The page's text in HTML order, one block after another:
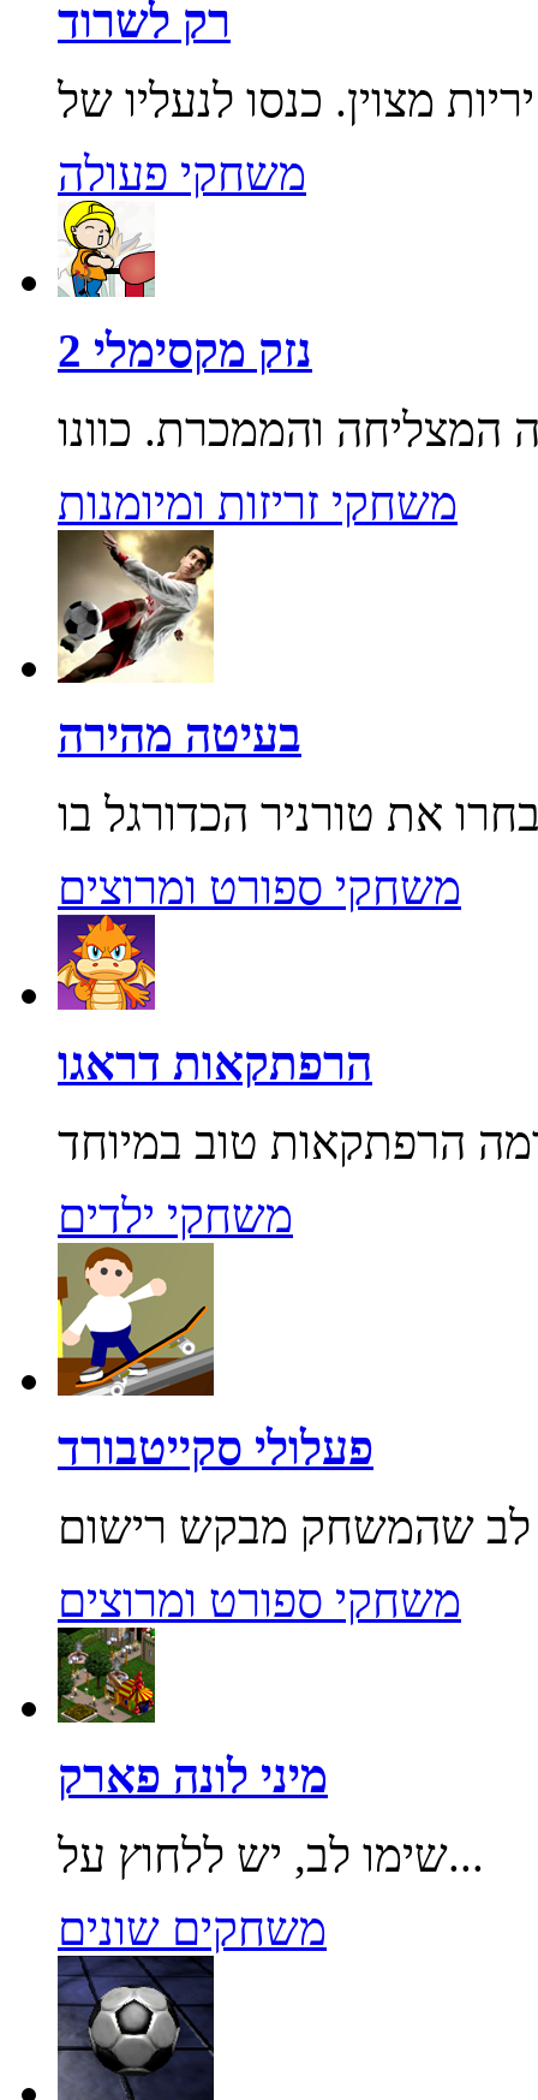
רק לשרוד
משחקי פעולה
נזק מקסימלי 2
משחקי זריזות ומיומנות
בעיטה מהירה
משחקי ספורט ומרוצים
הרפתקאות דראגו
משחקי ילדים
פעלולי סקייטבורד
משחקי ספורט ומרוצים
מיני לונה פארק
שימו לב, יש ללחוץ על...
משחקים שונים